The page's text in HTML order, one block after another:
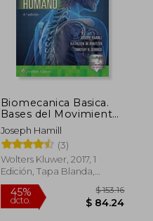
Biomecanica Basica.
Bases del Movimiento
Humano 4ª ed.
Joseph Hamill
(3)
Wolters Kluwer, 2017, 1
Edición, Tapa Blanda,
Nuevo